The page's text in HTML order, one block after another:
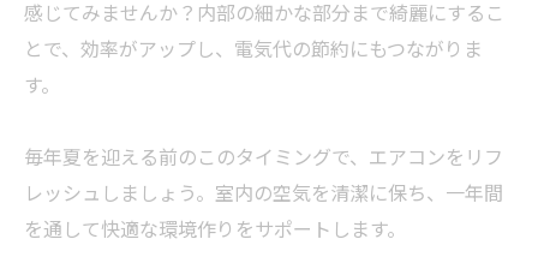
感じてみませんか？内部の細かな部分まで綺麗にするこ
とで、効率がアップし、電気代の節約にもつながりま
す。
毎年夏を迎える前のこのタイミングで、エアコンをリフ
レッシュしましょう。室内の空気を清潔に保ち、一年間
を通して快適な環境作りをサポートします。